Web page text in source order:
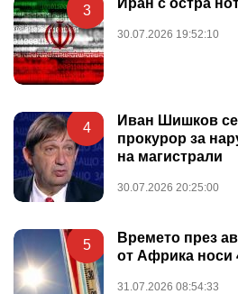
3
30.07.2026 19:52:10
4
Иван Шишков
прокурор за
на магистрали
30.07.2026 20:25:00
5
Времето през
от Африка носи
31.07.2026 08:54:33